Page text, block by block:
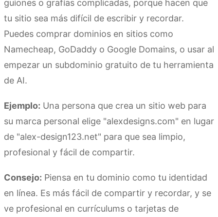
guiones o grafías complicadas, porque hacen que
tu sitio sea más difícil de escribir y recordar.
Puedes comprar dominios en sitios como
Namecheap, GoDaddy o Google Domains, o usar al
empezar un subdominio gratuito de tu herramienta
de AI.
Ejemplo: Una persona que crea un sitio web para
su marca personal elige "alexdesigns.com" en lugar
de "alex-design123.net" para que sea limpio,
profesional y fácil de compartir.
Consejo: Piensa en tu dominio como tu identidad
en línea. Es más fácil de compartir y recordar, y se
ve profesional en currículums o tarjetas de